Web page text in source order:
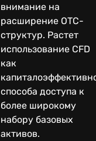
внимание на
расширение OTC-
структур. Растет
использование CFD
как
способа доступа к
более широкому
набору базовых
активов.